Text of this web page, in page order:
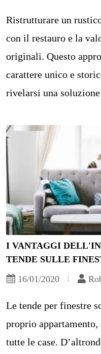
Ristrutturare un
con il restauro e la
originali. Questo
carattere unico e
rivelarsi una
I VANTAGGI
TENDE SULLE
16/01/2020
Le tende per finestre
proprio
tutte le case.